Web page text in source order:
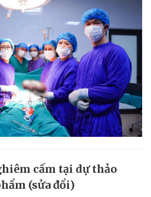
cấm tại dự thảo
(sửa đổi)